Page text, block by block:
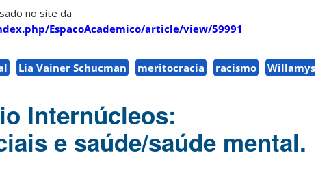
no site da
EspacoAcademico/article/view/59991
Lia Vainer Schucman meritocracia racismo
Willamys
Internúcleos:
e saúde/saúde mental.